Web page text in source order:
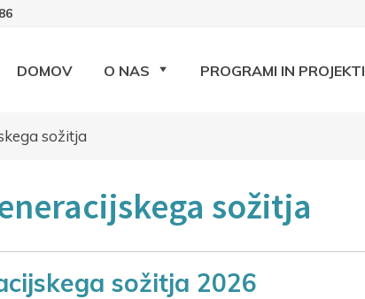
DOMOV O NAS PROGRAMI IN PROJEKTI
sožitja
sožitja
sožitja 2026